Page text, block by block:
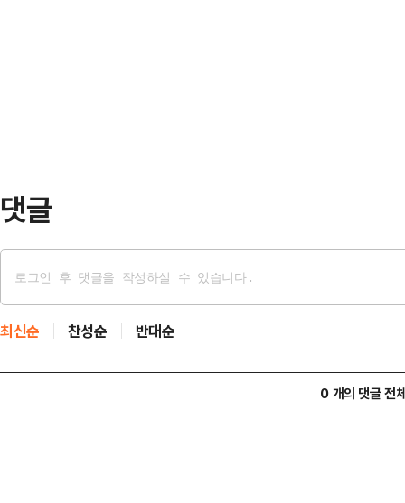
댓글
최신순 찬성순 반대순
0 개의 댓글 전